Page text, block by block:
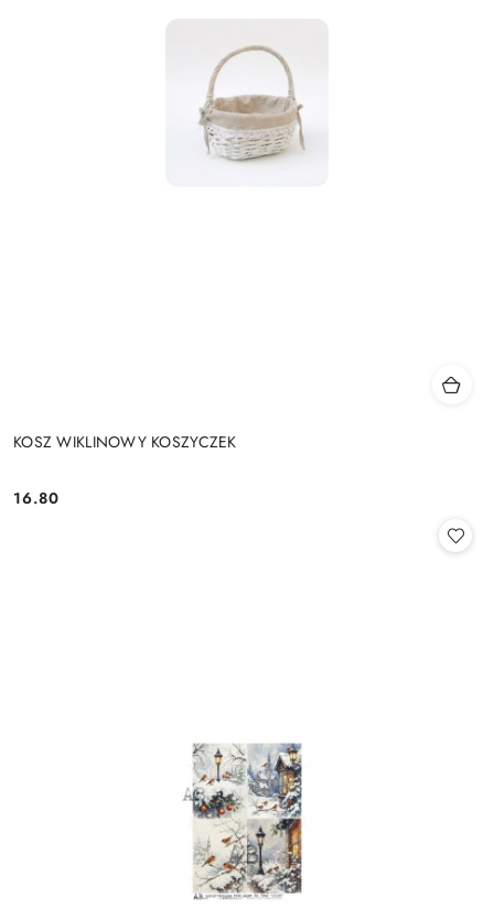
KOSZ WIKLINOWY KOSZYCZEK
Cena:
16.80